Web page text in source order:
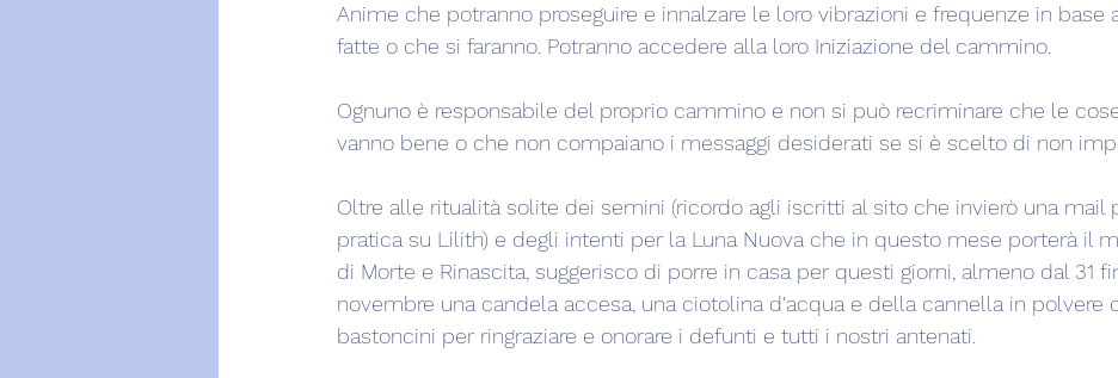
Anime che potranno proseguire e innalzare le loro vibrazioni e frequenze in base
fatte o che si faranno. Potranno accedere alla loro Iniziazione del cammino.
Ognuno è responsabile del proprio cammino e non si può recriminare che le
vanno bene o che non compaiano i messaggi desiderati se si è scelto di non
Oltre alle ritualità solite dei semini (ricordo agli iscritti al sito che invierò una mail
pratica su Lilith) e degli intenti per la Luna Nuova che in questo mese porterà il
di Morte e Rinascita, suggerisco di porre in casa per questi giorni, almeno dal 31
novembre una candela accesa, una ciotolina d'acqua e della cannella in polvere
bastoncini per ringraziare e onorare i defunti e tutti i nostri antenati.